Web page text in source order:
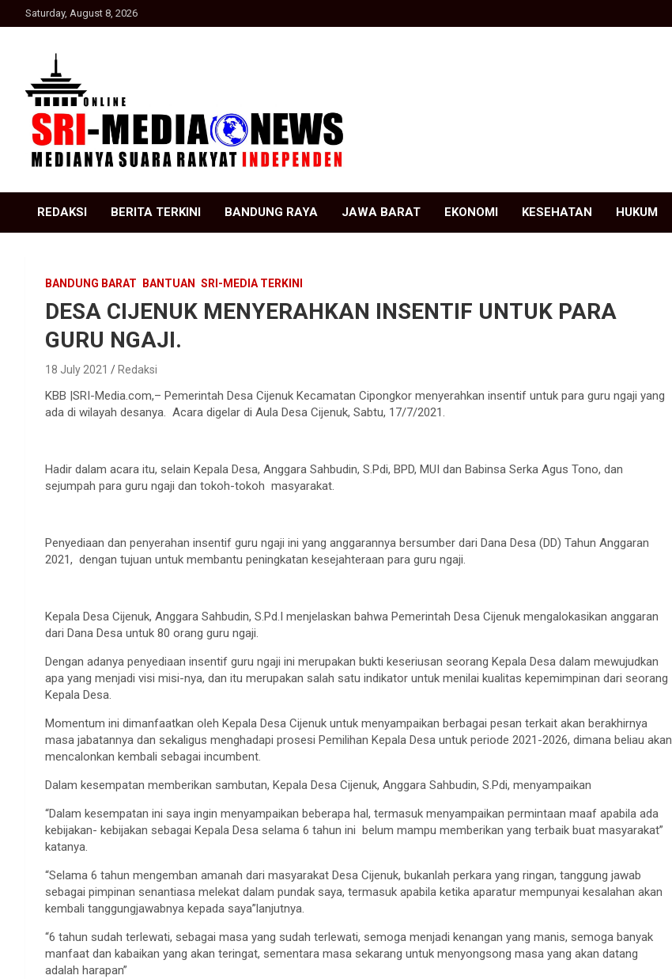
to
Saturday, August 8, 2026
SRI Media news
REDAKSI BERITA TERKINI BANDUNG RAYA JAWA BARAT EKONOMI KESEHATAN HUKUM
BANDUNG BARAT BANTUAN SRI-MEDIA TERKINI
DESA CIJENUK MENYERAHKAN INSENTIF UNTUK PARA
GURU NGAJI.
18 July 2021 Redaksi
KBB |SRI-Media.com,– Pemerintah Desa Cijenuk Kecamatan Cipongkor menyerahkan insentif untuk para guru ngaji yang
ada di wilayah desanya. Acara digelar di Aula Desa Cijenuk, Sabtu, 17/7/2021.
Hadir dalam acara itu, selain Kepala Desa, Anggara Sahbudin, S.Pdi, BPD, MUI dan Babinsa Serka Agus Tono, dan
sejumpah para guru ngaji dan tokoh-tokoh masyarakat.
Penyediaan dan penyerahan insentif guru ngaji ini yang anggarannya bersumber dari Dana Desa (DD) Tahun Anggaran
2021, dengan tujuan untuk membantu peningkatan kesejahteraan para guru ngaji.
Kepala Desa Cijenuk, Anggara Sahbudin, S.Pd.I menjelaskan bahwa Pemerintah Desa Cijenuk mengalokasikan anggaran
dari Dana Desa untuk 80 orang guru ngaji.
Dengan adanya penyediaan insentif guru ngaji ini merupakan bukti keseriusan seorang Kepala Desa dalam mewujudkan
apa yang menjadi visi misi-nya, dan itu merupakan salah satu indikator untuk menilai kualitas kepemimpinan dari seorang
Kepala Desa.
Momentum ini dimanfaatkan oleh Kepala Desa Cijenuk untuk menyampaikan berbagai pesan terkait akan berakhirnya
masa jabatannya dan sekaligus menghadapi prosesi Pemilihan Kepala Desa untuk periode 2021-2026, dimana beliau akan
mencalonkan kembali sebagai incumbent.
Dalam kesempatan memberikan sambutan, Kepala Desa Cijenuk, Anggara Sahbudin, S.Pdi, menyampaikan
“Dalam kesempatan ini saya ingin menyampaikan beberapa hal, termasuk menyampaikan permintaan maaf apabila ada
kebijakan- kebijakan sebagai Kepala Desa selama 6 tahun ini belum mampu memberikan yang terbaik buat masyarakat”
katanya.
“Selama 6 tahun mengemban amanah dari masyarakat Desa Cijenuk, bukanlah perkara yang ringan, tanggung jawab
sebagai pimpinan senantiasa melekat dalam pundak saya, termasuk apabila ketika aparatur mempunyai kesalahan akan
kembali tanggungjawabnya kepada saya”lanjutnya.
“6 tahun sudah terlewati, sebagai masa yang sudah terlewati, semoga menjadi kenangan yang manis, semoga banyak
manfaat dan kabaikan yang akan teringat, sementara masa sekarang untuk menyongsong masa yang akan datang
adalah harapan”